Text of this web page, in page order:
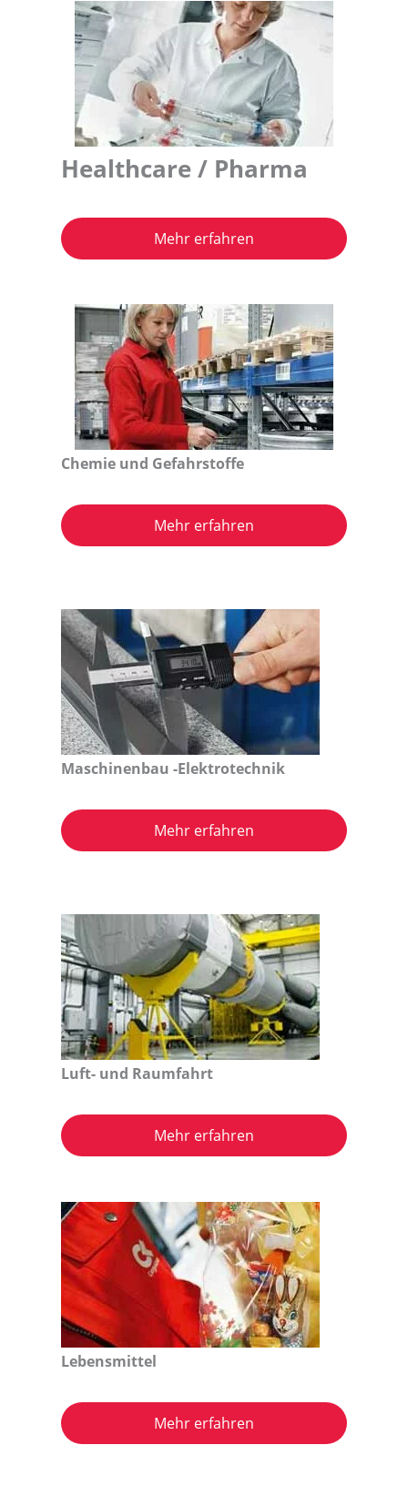
Healthcare / Pharma
Mehr erfahren
Chemie und Gefahrstoffe
Mehr erfahren
Maschinenbau -Elektrotechnik
Mehr erfahren
Luft- und Raumfahrt
Mehr erfahren
Lebensmittel
Mehr erfahren